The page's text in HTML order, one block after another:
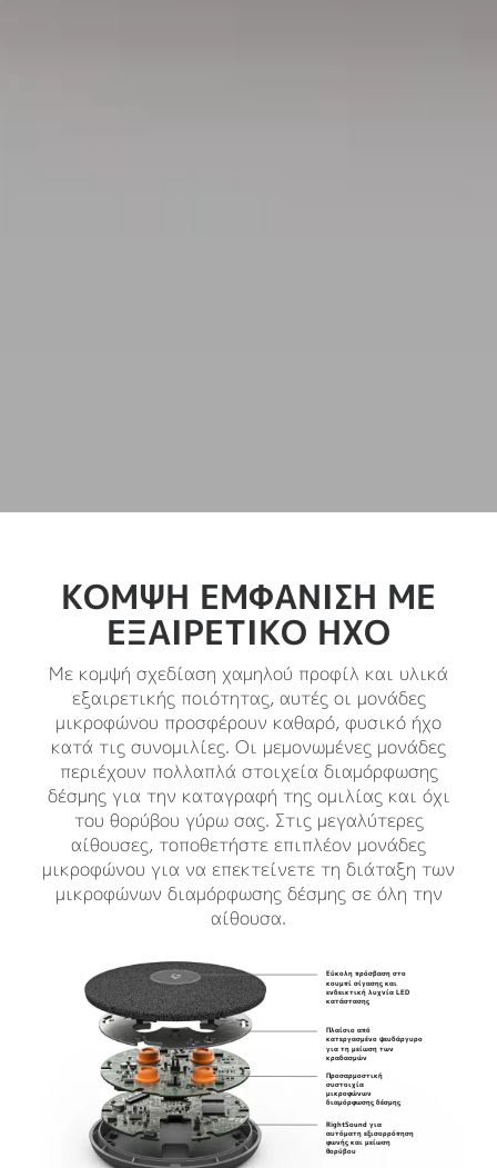
ΚΟΜΨΉ ΕΜΦΆΝΙΣΗ ΜΕ
ΕΞΑΙΡΕΤΙΚΌ ΉΧΟ
Με κομψή σχεδίαση χαμηλού προφίλ και υλικά
εξαιρετικής ποιότητας, αυτές οι μονάδες
μικροφώνου προσφέρουν καθαρό, φυσικό ήχο
κατά τις συνομιλίες. Οι μεμονωμένες μονάδες
περιέχουν πολλαπλά στοιχεία διαμόρφωσης
δέσμης για την καταγραφή της ομιλίας και όχι
του θορύβου γύρω σας. Στις μεγαλύτερες
αίθουσες, τοποθετήστε επιπλέον μονάδες
μικροφώνου για να επεκτείνετε τη διάταξη των
μικροφώνων διαμόρφωσης δέσμης σε όλη την
αίθουσα.
RightSound για
αυτόματη εξισορρόπηση
φωνής και μείωση
θορύβου
Προσαρμοστική
συστοιχία
μικροφώνων
διαμόρφωσης δέσμης
Πλαίσιο από
κατεργασμένο ψευδάργυρο
για τη μείωση των
κραδασμών
Εύκολη πρόσβαση στο
κουμπί σίγασης και
ενδεικτική λυχνία LED
κατάστασης